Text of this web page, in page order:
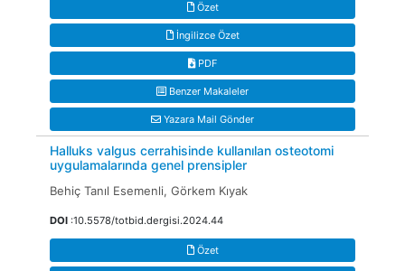
Özet
İngilizce Özet
PDF
Benzer Makaleler
Yazara Mail Gönder
Halluks valgus cerrahisinde kullanılan osteotomi
uygulamalarında genel prensipler
Behiç Tanıl Esemenli, Görkem Kıyak
DOI :10.5578/totbid.dergisi.2024.44
Özet